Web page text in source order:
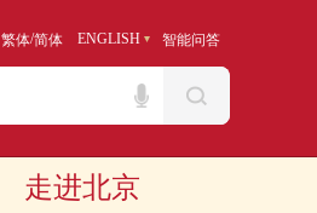
繁体/简体 ENGLISH 智能问答
走进北京